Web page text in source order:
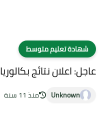
شهادة تعليم متوسط
عاجل: اعلان نتائج بكالوريا 2015
Unknown منذ 11 سنة